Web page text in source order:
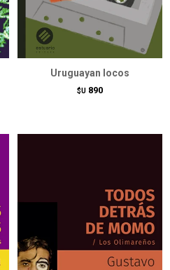
Uruguayan locos
$U 890